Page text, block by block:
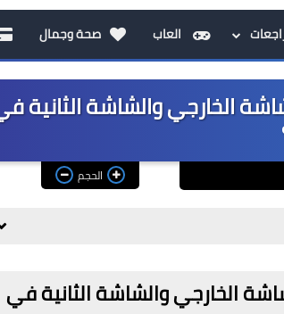
العاب صحة وجمال
الخارجي والشاشة الثانية
الحجم
الخارجي والشاشة الثانية في